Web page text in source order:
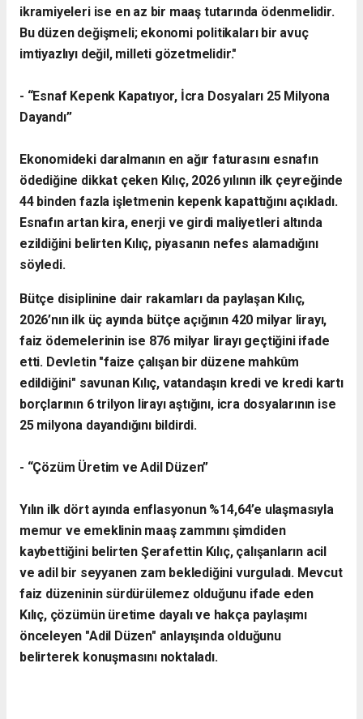
ikramiyeleri ise en az bir maaş tutarında ödenmelidir.
Bu düzen değişmeli; ekonomi politikaları bir avuç
imtiyazlıyı değil, milleti gözetmelidir."
- ​“Esnaf Kepenk Kapatıyor, İcra Dosyaları 25 Milyona
Dayandı”
​Ekonomideki daralmanın en ağır faturasını esnafın
ödediğine dikkat çeken Kılıç, 2026 yılının ilk çeyreğinde
44 binden fazla işletmenin kepenk kapattığını açıkladı.
Esnafın artan kira, enerji ve girdi maliyetleri altında
ezildiğini belirten Kılıç, piyasanın nefes alamadığını
söyledi.
​Bütçe disiplinine dair rakamları da paylaşan Kılıç,
2026’nın ilk üç ayında bütçe açığının 420 milyar lirayı,
faiz ödemelerinin ise 876 milyar lirayı geçtiğini ifade
etti. Devletin "faize çalışan bir düzene mahkûm
edildiğini" savunan Kılıç, vatandaşın kredi ve kredi kartı
borçlarının 6 trilyon lirayı aştığını, icra dosyalarının ise
25 milyona dayandığını bildirdi.
- ​“Çözüm Üretim ve Adil Düzen”
​Yılın ilk dört ayında enflasyonun %14,64’e ulaşmasıyla
memur ve emeklinin maaş zammını şimdiden
kaybettiğini belirten Şerafettin Kılıç, çalışanların acil
ve adil bir seyyanen zam beklediğini vurguladı. Mevcut
faiz düzeninin sürdürülemez olduğunu ifade eden
Kılıç, çözümün üretime dayalı ve hakça paylaşımı
önceleyen "Adil Düzen" anlayışında olduğunu
belirterek konuşmasını noktaladı.